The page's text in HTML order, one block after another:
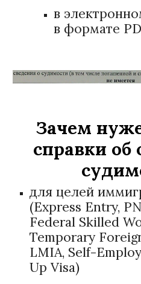
в
в формате
Зачем
справки об
для целей
(Express Entry,
Federal Skilled
Temporary
LMIA, Self-
Up Visa)